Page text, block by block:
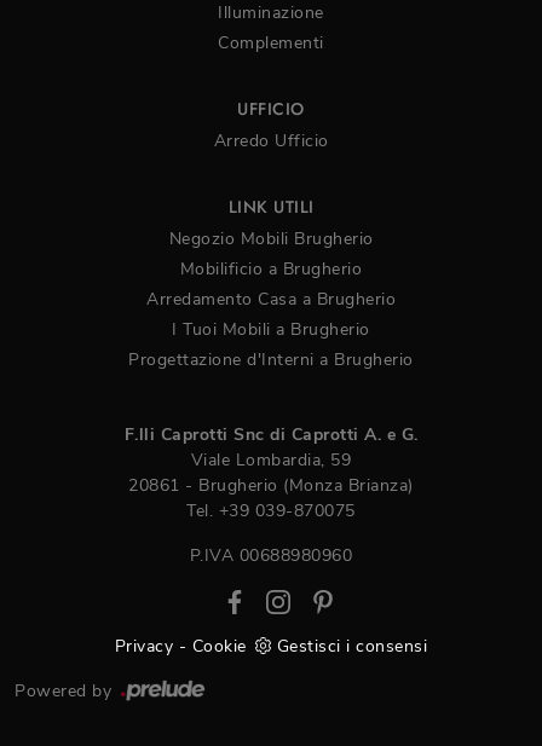
Illuminazione
Complementi
UFFICIO
Arredo Ufficio
LINK UTILI
Negozio Mobili Brugherio
Mobilificio a Brugherio
Arredamento Casa a Brugherio
I Tuoi Mobili a Brugherio
Progettazione d'Interni a Brugherio
F.lli Caprotti Snc di Caprotti A. e G.
Viale Lombardia, 59
20861 - Brugherio (Monza Brianza)
Tel. +39 039-870075
P.IVA 00688980960
Privacy - Cookie
Gestisci i consensi
Powered by